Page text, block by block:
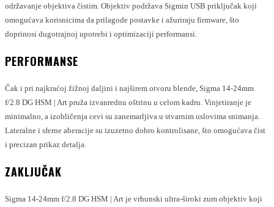
održavanje objektiva čistim. Objektiv podržava Sigmin USB priključak koji
omogućava korisnicima da prilagode postavke i ažuriraju firmware, što
doprinosi dugotrajnoj upotrebi i optimizaciji performansi.
PERFORMANSE
Čak i pri najkraćoj žižnoj daljini i najširem otvoru blende, Sigma 14-24mm
f/2.8 DG HSM | Art pruža izvanrednu oštrinu u celom kadru. Vinjetiranje je
minimalno, a izobličenja cevi su zanemarljiva u stvarnim uslovima snimanja.
Lateralne i sferne aberacije su izuzetno dobro kontrolisane, što omogućava čist
i precizan prikaz detalja.
ZAKLJUČAK
Sigma 14-24mm f/2.8 DG HSM | Art je vrhunski ultra-široki zum objektiv koji